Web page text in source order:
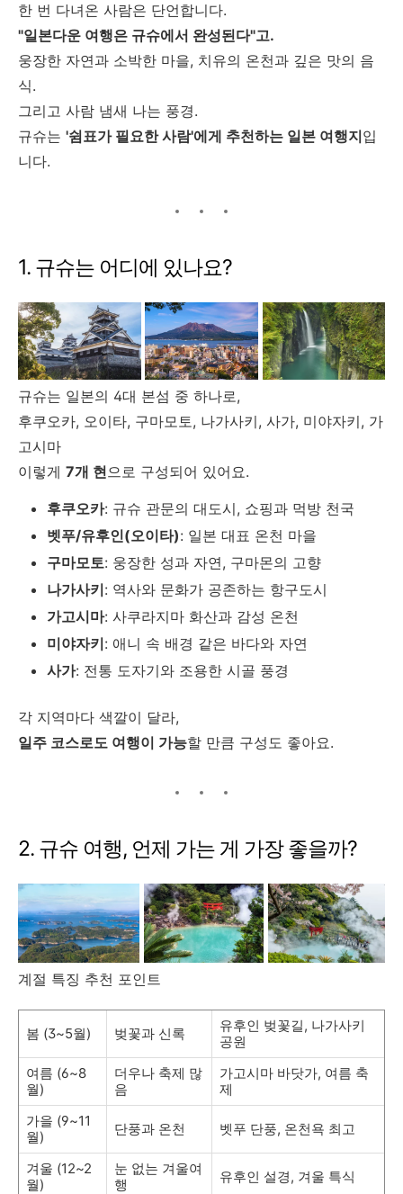
한 번 다녀온 사람은 단언합니다.
"일본다운 여행은 규슈에서 완성된다"고.
웅장한 자연과 소박한 마을, 치유의 온천과 깊은 맛의 음
식.
그리고 사람 냄새 나는 풍경.
규슈는 '쉼표가 필요한 사람'에게 추천하는 일본 여행지입
니다.
1. 규슈는 어디에 있나요?
규슈는 일본의 4대 본섬 중 하나로,
후쿠오카, 오이타, 구마모토, 나가사키, 사가, 미야자키, 가
고시마
이렇게 7개 현으로 구성되어 있어요.
후쿠오카: 규슈 관문의 대도시, 쇼핑과 먹방 천국
벳푸/유후인(오이타): 일본 대표 온천 마을
구마모토: 웅장한 성과 자연, 구마몬의 고향
나가사키: 역사와 문화가 공존하는 항구도시
가고시마: 사쿠라지마 화산과 감성 온천
미야자키: 애니 속 배경 같은 바다와 자연
사가: 전통 도자기와 조용한 시골 풍경
각 지역마다 색깔이 달라,
일주 코스로도 여행이 가능할 만큼 구성도 좋아요.
2. 규슈 여행, 언제 가는 게 가장 좋을까?
계절 특징 추천 포인트
봄 (3~5월) 벚꽃과 신록
유후인 벚꽃길, 나가사키
공원
여름 (6~8
월)
더우나 축제 많
음
가고시마 바닷가, 여름 축
제
가을 (9~11
월)
단풍과 온천 벳푸 단풍, 온천욕 최고
겨울 (12~2
월)
눈 없는 겨울여
행
유후인 설경, 겨울 특식